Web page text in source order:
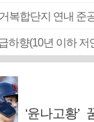
복합단지 연내 준
‘윤나고황